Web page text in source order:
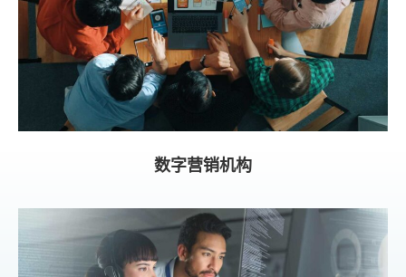
数字营销机构